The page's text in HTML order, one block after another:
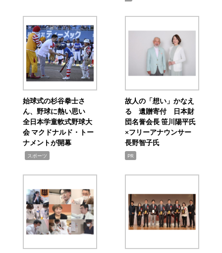
始球式の杉谷拳士さ
ん、野球に熱い思い
全日本学童軟式野球大
会 マクドナルド・トー
ナメントが開幕
スポーツ
故人の「想い」かなえ
る 遺贈寄付 日本財
団名誉会長 笹川陽平氏
×フリーアナウンサー
長野智子氏
PR